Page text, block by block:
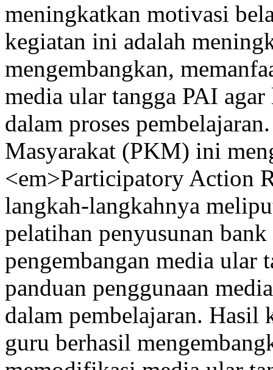
meningkatkan motivasi
kegiatan ini adalah
mengembangkan,
media ular tangga PAI
dalam proses
Masyarakat (PKM) ini
<em>Participatory Action
langkah-langkahnya
pelatihan penyusunan
pengembangan media ular
panduan penggunaan
dalam pembelajaran. Hasil
guru berhasil